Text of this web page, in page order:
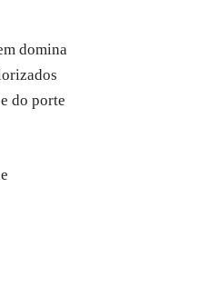
domina
do porte